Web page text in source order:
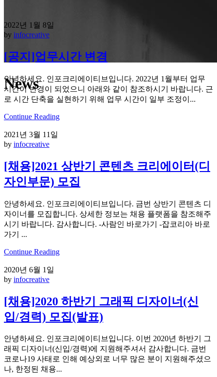
News
2022년 1월 8일
by infocreative
[공지]업무시간 변경
안녕하세요. 인포크리에이티브입니다. 2022년 1월부터 업무
시간이 변경이 되었으니 아래와 같이 참조하시기 바랍니다. 근
로 시간 단축을 실현하기 위해 업무 시간이 일부 조정이...
Continue Reading
2021년 3월 11일
by infocreative
[채용]2021 상반기 콘텐츠 크리에이터(디
자인부문) 모집
안녕하세요. 인포크리에이티브입니다. 금번 상반기 콘텐츠 디
자이너를 모집합니다. 상세한 정보는 채용 플랫폼을 참조해주
시기 바랍니다. 감사합니다. -사람인 바로가기 -잡코리아 바로
가기 ...
Continue Reading
2020년 6월 1일
by infocreative
[채용]2020 하반기 그래픽 디자이너(신
입/경력) 모집(발표)
안녕하세요. 인포크리에이티브입니다. 이번 2020년 하반기 그
래픽 디자이너(신입/경력)에 지원해주셔서 감사합니다. 금번
코로나19 사태로 인해 예상외로 너무 많은 분이 지원해주셨으
나, 한정된 채용...